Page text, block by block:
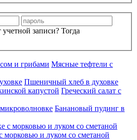
записи? Тогда
Мясные тефтели с
Пшеничный хлеб в духовке
Греческий салат с
Банановый пудинг в
морковью и луком со сметаной